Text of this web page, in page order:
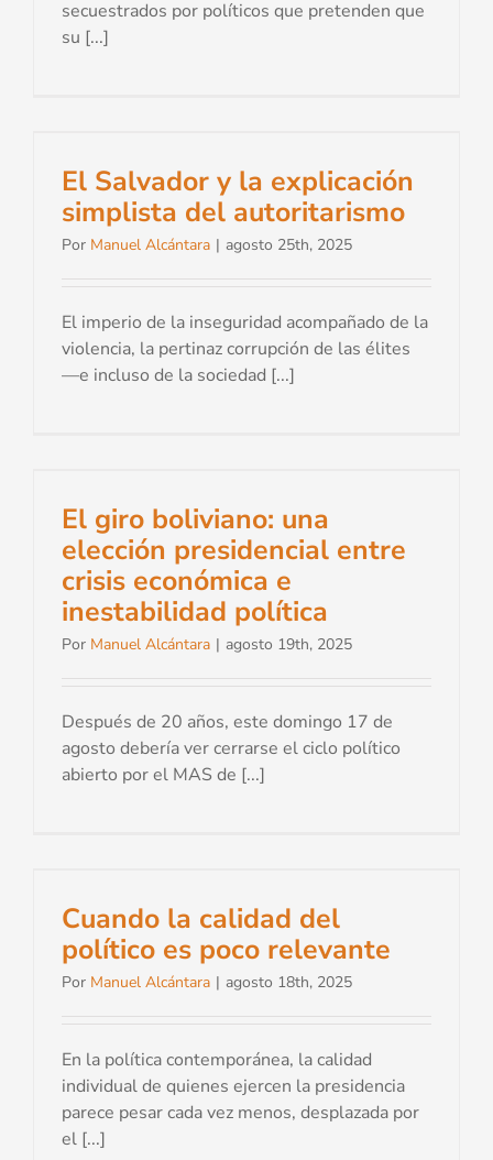
secuestrados por políticos que pretenden que
su [...]
El Salvador y la explicación
simplista del autoritarismo
Por Manuel Alcántara | agosto 25th, 2025
El imperio de la inseguridad acompañado de la
violencia, la pertinaz corrupción de las élites
—e incluso de la sociedad [...]
El giro boliviano: una
elección presidencial entre
crisis económica e
inestabilidad política
Por Manuel Alcántara | agosto 19th, 2025
Después de 20 años, este domingo 17 de
agosto debería ver cerrarse el ciclo político
abierto por el MAS de [...]
Cuando la calidad del
político es poco relevante
Por Manuel Alcántara | agosto 18th, 2025
En la política contemporánea, la calidad
individual de quienes ejercen la presidencia
parece pesar cada vez menos, desplazada por
el [...]